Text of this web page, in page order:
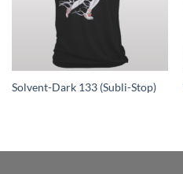
Solvent-Dark 133 (Subli-Stop)